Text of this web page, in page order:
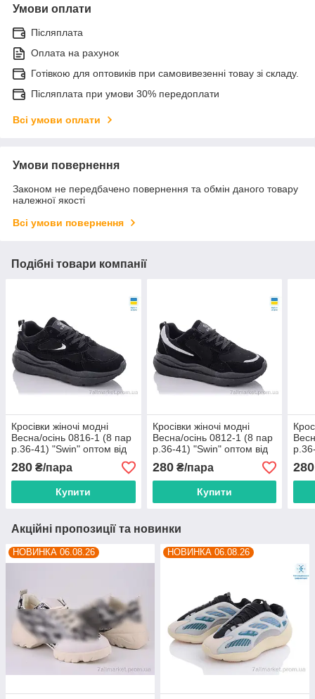
Умови оплати
Післяплата
Оплата на рахунок
Готівкою для оптовиків при самовивезенні товау зі складу.
Післяплата при умови 30% передоплати
Всі умови оплати
Умови повернення
Законом не передбачено повернення та обмін даного товару
належної якості
Всі умови повернення
Подібні товари компанії
Кросівки жіночі модні
Весна/осінь 0816-1 (8 пар
р.36-41) "Swin" оптом від
прямого постачальника
280 ₴/пара
Купити
Кросівки жіночі модні
Весна/осінь 0812-1 (8 пар
р.36-41) "Swin" оптом від
прямого постачальника
280₴/пара
Купити
280
Акційні пропозиції та новинки
НОВИНКА 06.08.26 НОВИНКА 06.08.26